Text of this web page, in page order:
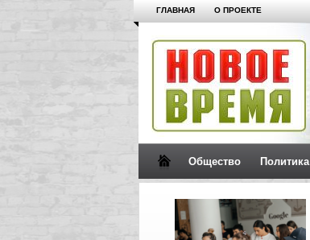
ГЛАВНАЯ О ПРОЕКТЕ
Общество Политика